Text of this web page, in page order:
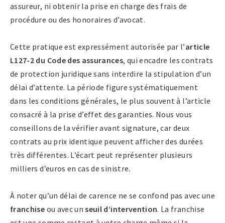
assureur, ni obtenir la prise en charge des frais de
procédure ou des honoraires d’avocat.
Cette pratique est expressément autorisée par l’article
L127-2 du Code des assurances, qui encadre les contrats
de protection juridique sans interdire la stipulation d’un
délai d’attente. La période figure systématiquement
dans les conditions générales, le plus souvent à l’article
consacré à la prise d’effet des garanties. Nous vous
conseillons de la vérifier avant signature, car deux
contrats au prix identique peuvent afficher des durées
très différentes. L’écart peut représenter plusieurs
milliers d’euros en cas de sinistre.
À noter qu’un délai de carence ne se confond pas avec une
franchise ou avec unseuil d’intervention. La franchise